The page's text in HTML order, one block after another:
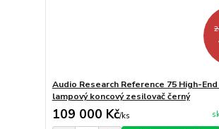
Audio Research Reference 75 High-
lampový koncový zesilovač černý
109 000 Kč/ks